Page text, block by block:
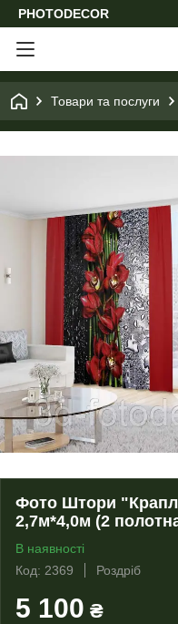
PHOTODECOR
Товари та послуги
Фото Штори
2,7м*4,0м (2
В наявності
Код: 2369
Роздріб
5 100 ₴